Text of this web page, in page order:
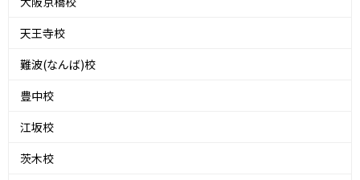
天王寺校
難波(なんば)校
豊中校
江坂校
茨木校